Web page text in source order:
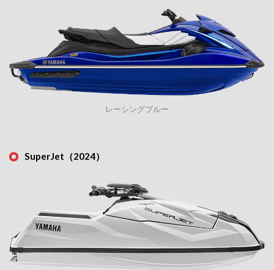
レーシングブルー
SuperJet（2024）